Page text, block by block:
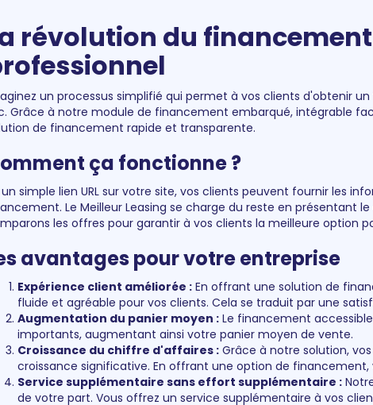
révolution du
un processus simplifié qui permet à vos clients d'obtenir
Grâce à notre module de financement embarqué, intégrable
de financement rapide et transparente.
ça fonctionne ?
un simple lien URL sur votre site, vos clients peuvent fournir les
Le Meilleur Leasing se charge du reste en présentant
les offres pour garantir à vos clients la meilleure option
avantages pour votre entreprise
Expérience client améliorée : En offrant une solution de
fluide et agréable pour vos clients. Cela se traduit par une
Augmentation du panier moyen : Le financement
importants, augmentant ainsi votre panier moyen de vente.
Croissance du chiffre d'affaires : Grâce à notre solution,
croissance significative. En offrant une option de
Service supplémentaire sans effort supplémentaire :
de votre part. Vous offrez un service supplémentaire à vos